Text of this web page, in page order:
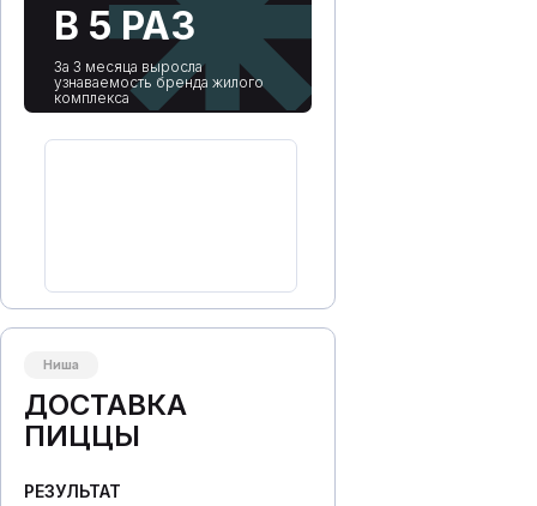
В 5 РАЗ
За 3 месяца выросла
узнаваемость бренда жилого
комплекса
РЕЗУЛЬТАТ
ДОСТАВКА
ПИЦЦЫ
Ниша
НАМ ДОВЕРЯЮТ